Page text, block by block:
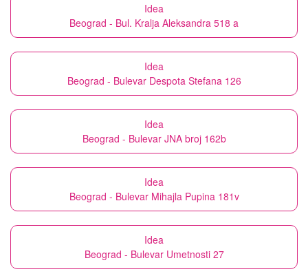
Idea
Beograd - Bul. Kralja Aleksandra 518 a
Idea
Beograd - Bulevar Despota Stefana 126
Idea
Beograd - Bulevar JNA broj 162b
Idea
Beograd - Bulevar Mihajla Pupina 181v
Idea
Beograd - Bulevar Umetnosti 27